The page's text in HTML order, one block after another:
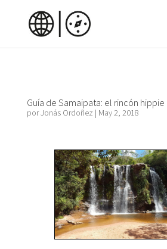
Guía de Samaipata: el rincón hippie
porJonás Ordoñez | May 2, 2018